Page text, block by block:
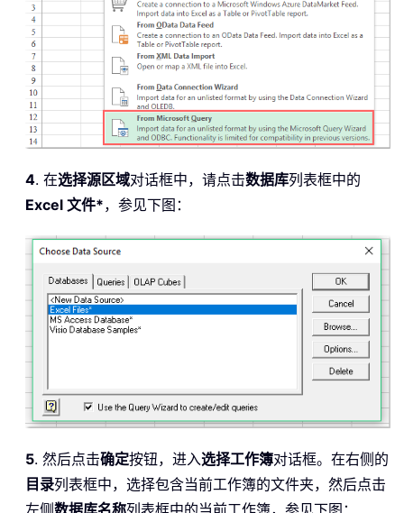
4. 在选择源区域对话框中，请点击数据库列表框中的
Excel 文件*，参见下图：
5. 然后点击确定按钮，进入选择工作簿对话框。在右侧的
目录列表框中，选择包含当前工作簿的文件夹，然后点击
左侧数据库名称列表框中的当前工作簿，参见下图：